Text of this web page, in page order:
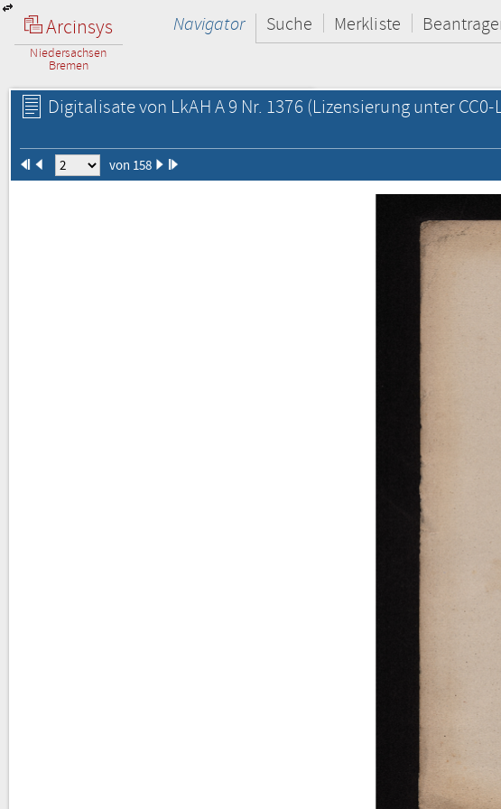
Arcinsys
Niedersachsen
Bremen
Navigator Suche Merkliste
Digitalisate von LkAH A 9 Nr. 1376 (Lizensierung unter CC0-
von 158